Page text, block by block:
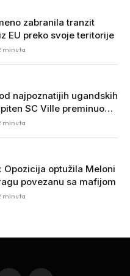
zabranila tranzit
EU preko svoje teritorije
minuta
najpoznatijih ugandskih
SC Ville preminuo
napada
minuta
Opozicija optužila Meloni
povezanu sa mafijom
minuta